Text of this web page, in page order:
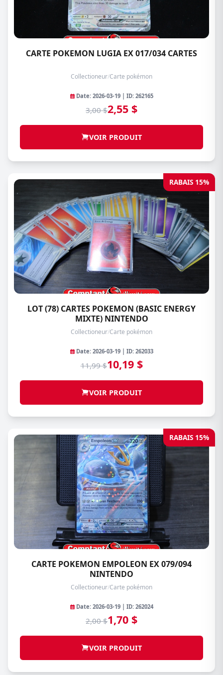
CARTE POKEMON LUGIA EX 017/034 CARTES
Collectioneur/Carte pokémon
Date: 2026-03-19 | ID: 262165
3,00 $2,55 $
VOIR PRODUIT
RABAIS 15%
LOT (78) CARTES POKEMON (BASIC ENERGY
MIXTE) NINTENDO
Collectioneur/Carte pokémon
Date: 2026-03-19 | ID: 262033
11,99 $10,19 $
VOIR PRODUIT
RABAIS 15%
CARTE POKEMON EMPOLEON EX 079/094
NINTENDO
Collectioneur/Carte pokémon
Date: 2026-03-19 | ID: 262024
2,00 $1,70 $
VOIR PRODUIT